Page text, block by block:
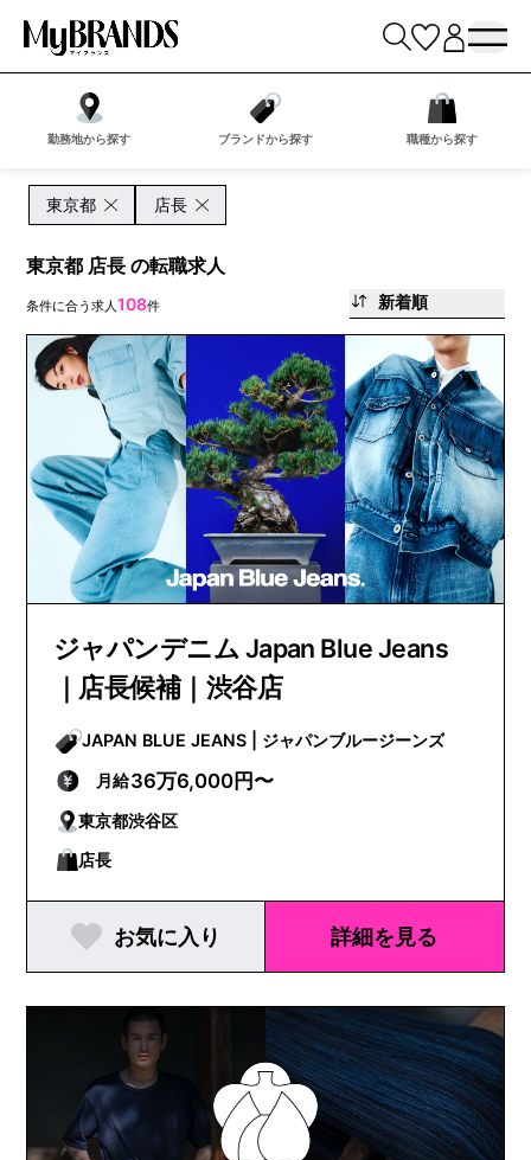
勤務地から探す ブランドから探す 職種から探す
東京都 店長
東京都 店長 の転職求人
条件に合う求人108件 新着順
ジャパンデニム Japan Blue Jeans
｜店長候補｜渋谷店
JAPAN BLUE JEANS | ジャパンブルージーンズ
月給36万6,000円〜
東京都渋谷区
店長
お気に入り 詳細を見る